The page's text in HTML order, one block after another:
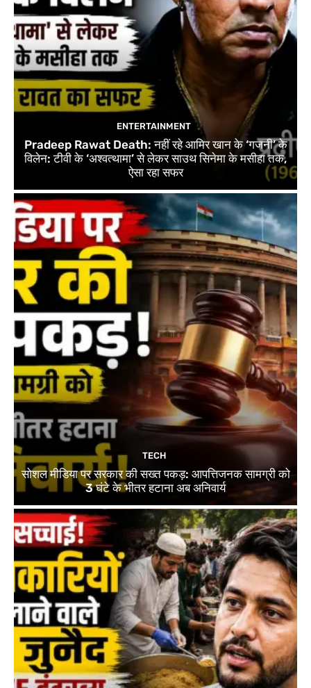
ENTERTAINMENT
Pradeep Rawat Death: नहीं रहे आमिर खान के ‘गजनी’ के
विलेन: टीवी के ‘अश्वत्थामा’ से लेकर साउथ सिनेमा के मसीहा तक,
ऐसा रहा सफर
TECH
सोशल मीडिया पर सरकार की सख्त पकड़: आपत्तिजनक सामग्री को
3 घंटे के भीतर हटाना अब अनिवार्य